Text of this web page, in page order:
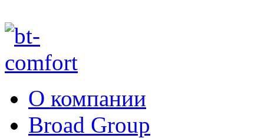
О компании
Broad Group